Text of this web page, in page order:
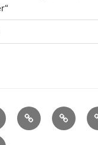
Aktuelle
Programme
Ihr
Event